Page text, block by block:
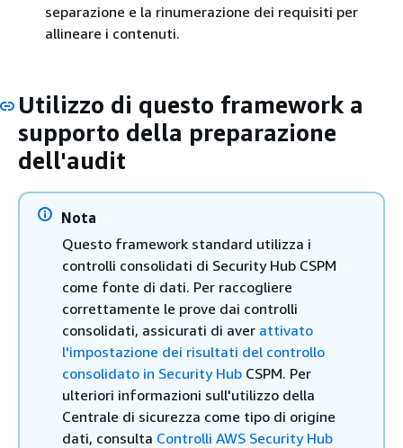
separazione e la rinumerazione dei requisiti per
allineare i contenuti.
Utilizzo di questo framework a
supporto della preparazione
dell'audit
Nota
Questo framework standard utilizza i
controlli consolidati di Security Hub CSPM
come fonte di dati. Per raccogliere
correttamente le prove dai controlli
consolidati, assicurati di aver attivato
l'impostazione dei risultati del controllo
consolidato in Security Hub CSPM. Per
ulteriori informazioni sull'utilizzo della
Centrale di sicurezza come tipo di origine
dati, consulta Controlli AWS Security Hub